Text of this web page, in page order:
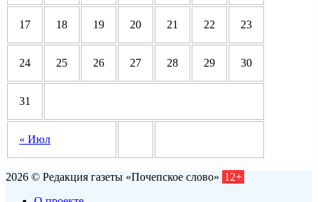
« Июл
17 18 19 20 21 22 23
24 25 26 27 28 29 30
31
2026 © Редакция газеты «Почепское слово» 12+